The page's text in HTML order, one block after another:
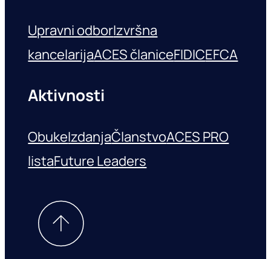
Upravni odborIzvršna
kancelarijaACES članiceFIDICEFCA
Aktivnosti
ObukeIzdanjaČlanstvoACES PRO
listaFuture Leaders